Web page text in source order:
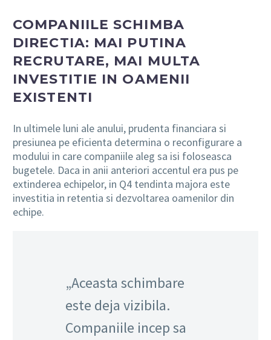
COMPANIILE SCHIMBA
DIRECTIA: MAI PUTINA
RECRUTARE, MAI MULTA
INVESTITIE IN OAMENII
EXISTENTI
In ultimele luni ale anului, prudenta financiara si
presiunea pe eficienta determina o reconfigurare a
modului in care companiile aleg sa isi foloseasca
bugetele. Daca in anii anteriori accentul era pus pe
extinderea echipelor, in Q4 tendinta majora este
investitia in retentia si dezvoltarea oamenilor din
echipe.
„Aceasta schimbare
este deja vizibila.
Companiile incep sa